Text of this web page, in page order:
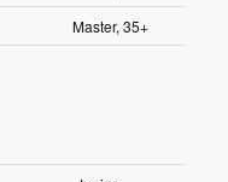
Master, 35+